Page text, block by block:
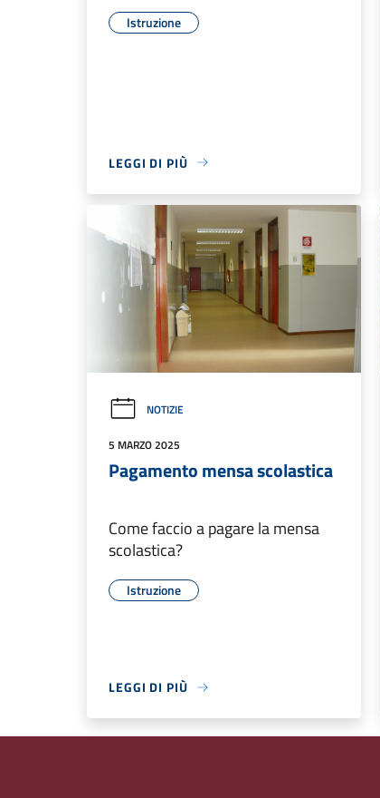
Istruzione
LEGGI DI PIÙ
NOTIZIE
5 MARZO 2025
Pagamento mensa scolastica
Come faccio a pagare la mensa
scolastica?
Istruzione
LEGGI DI PIÙ